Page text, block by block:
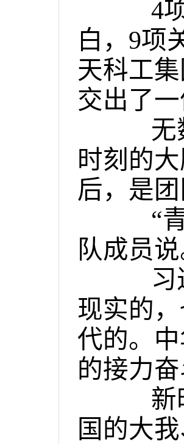
4项
白，9项
天科工
交出了
无数
时刻的
后，是
“青
队成员
习近
现实的
代的。
的接力
新时
国的大